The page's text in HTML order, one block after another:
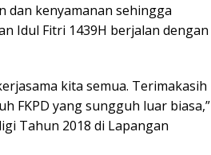
dan kenyamanan sehingga
Idul Fitri 1439H berjalan dengan
kita semua. Terimakasih
FKPD yang sungguh luar biasa,”
Tahun 2018 di Lapangan